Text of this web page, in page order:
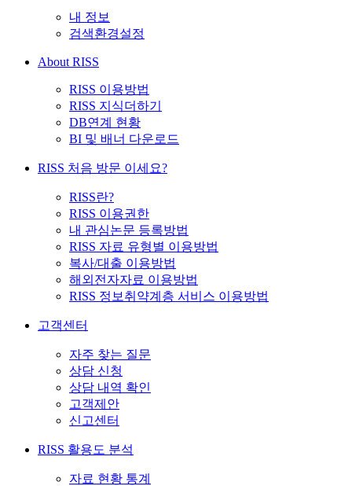
내 정보
검색환경설정
About RISS
RISS 이용방법
RISS 지식더하기
DB연계 현황
BI 및 배너 다운로드
RISS 처음 방문 이세요?
RISS란?
RISS 이용권한
내 관심논문 등록방법
RISS 자료 유형별 이용방법
복사/대출 이용방법
해외전자자료 이용방법
RISS 정보취약계층 서비스 이용방법
고객센터
자주 찾는 질문
상담 신청
상담 내역 확인
고객제안
신고센터
RISS 활용도 분석
자료 현황 통계